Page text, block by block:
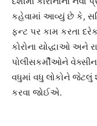
કહેવામાં આવ્યું છે કે,
ફન્ટ પર કામ કરતા
કોરોના યોદ્ધાઓ અને
પોલીસકર્મીઓને
વધુમાં વધુ લોકોને જેટલું
કરવા જોઈએ.